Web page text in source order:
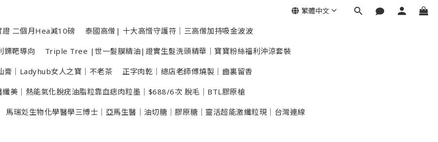
證 二個月Hea減10磅 泰國高僧| 十大高憎守護符｜三高僧加持吸金波波
靶導向 Triple Tree |世一髮膜精油|證實生髮洗頭精華｜寶寶粉絲福利沖涼套裝
膏｜Ladyhub女人之寶｜不老茶 正字肉乾｜總店老師傅燒製｜齒裏留香
纖美｜熱能氣化脫疣油脂粒靠血痣肉粒墨｜$688/6次 脫毛｜BTL膠原槍
馬瑞彣生物化學醫學三博士｜亞馬生醫｜油切糖｜膠原糖｜靈活超能激纖粒現｜台灣連線
繁體中文